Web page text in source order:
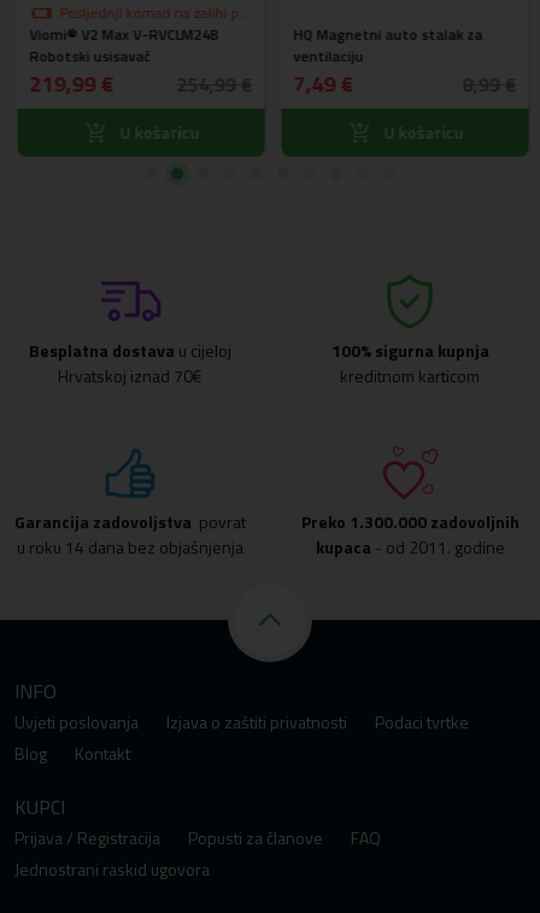
Posljednji komad na zalihi po
akcijskoj cijeni
Viomi® V2 Max V-RVCLM24B
Robotski usisavač
219,99 €
U košaricu
HQ Magnetni auto stalak za
ventilaciju
7,49 €
U košaricu
Besplatna dostava u cijeloj
Hrvatskoj iznad 70€
100% sigurna kupnja
kreditnom karticom
Garancija zadovoljstva povrat
u roku 14 dana bez objašnjenja
Preko 1.300.000 zadovoljnih
kupaca - od 2011. godine
INFO
Uvjeti poslovanja Izjava o zaštiti privatnosti
Podaci tvrtke
Blog
Kontakt
KUPCI
Prijava / Registracija Popusti za članove
FAQ
Jednostrani raskid ugovora